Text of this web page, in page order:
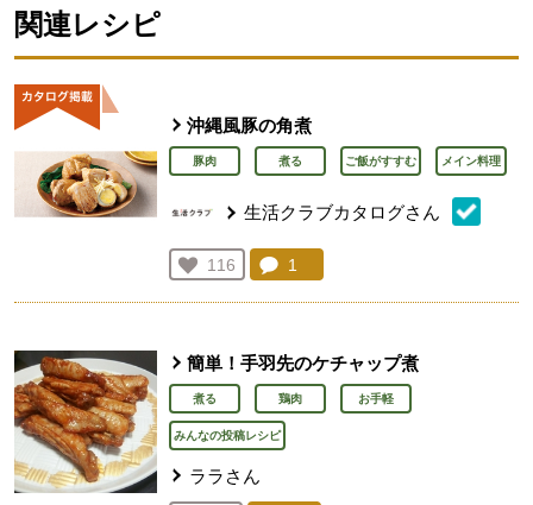
関連レシピ
沖縄風豚の角煮
豚肉 煮る ご飯がすすむ メイン料理
生活クラブカタログさん
お気に入り登録：
116
人が登録
コメント：
1
簡単！手羽先のケチャップ煮
煮る 鶏肉 お手軽
みんなの投稿レシピ
ララさん